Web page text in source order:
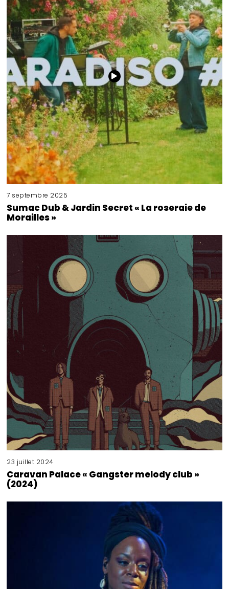
7 septembre 2025
Sumac Dub & Jardin Secret « La roseraie de
Morailles »
23 juillet 2024
Caravan Palace « Gangster melody club »
(2024)